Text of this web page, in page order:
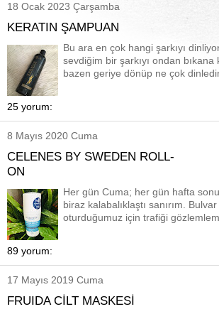
18 Ocak 2023 Çarşamba
KERATIN ŞAMPUAN
Bu ara en çok hangi şarkıyı
sevdiğim bir şarkıyı ondan
bazen geriye dönüp ne çok
25 yorum:
8 Mayıs 2020 Cuma
CELENES BY SWEDEN ROLL-
ON
Her gün Cuma; her gün hafta
biraz kalabalıklaştı sanırım.
oturduğumuz için trafiği
89 yorum:
17 Mayıs 2019 Cuma
FRUIDA CİLT MASKESİ